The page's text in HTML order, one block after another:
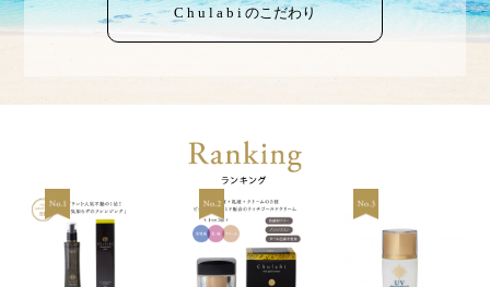
C h u l a b i のこだわり